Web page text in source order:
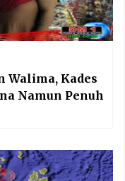
Walima, Kades
Namun Penuh